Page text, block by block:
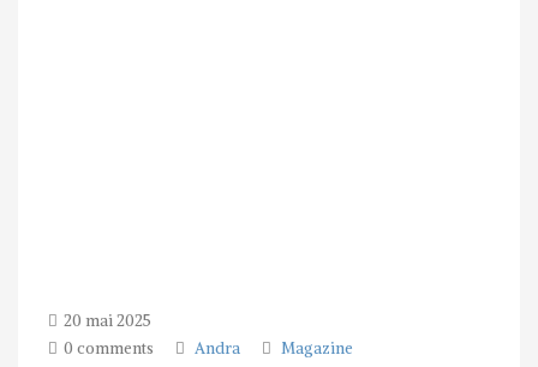
20 mai 2025
0 comments
Andra Magazine